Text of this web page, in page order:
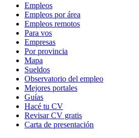
Empleos
Empleos por área
Empleos remotos
Para vos
Empresas
Por provincia
Mapa
Sueldos
Observatorio del empleo
Mejores portales
Guías
Hacé tu CV
Revisar CV gratis
Carta de presentación